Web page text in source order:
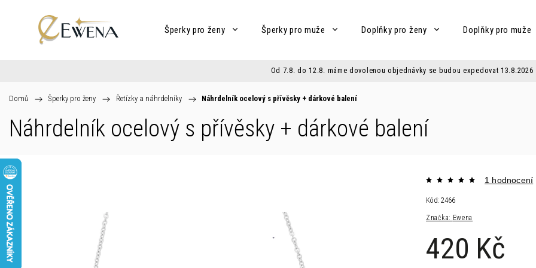
Šperky pro ženy Šperky pro muže Doplňky pro ženy Doplňky pro muže
Od 7.8. do 12.8. máme dovolenou objednávky se budou expedovat 13.8.2026
Domů / Šperky pro ženy / Řetízky a náhrdelníky / Náhrdelník ocelový s přívěsky + dárkové balení
Náhrdelník ocelový s přívěsky + dárkové balení
Značka: Ewena
1 hodnocení
420 Kč
Kód: 2466